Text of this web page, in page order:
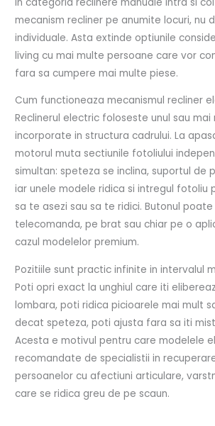
mecanism recliner pe anumite locuri, nu
individuale. Asta extinde optiunile
living cu mai multe persoane care vor
fara sa cumpere mai multe piese.
Cum functioneaza mecanismul recliner
Reclinerul electric foloseste unul sau
incorporate in structura cadrului. La
motorul muta sectiunile fotoliului
simultan: speteza se inclina, suportul de
iar unele modele ridica si intregul fotoliu
sa te asezi sau sa te ridici. Butonul
telecomanda, pe brat sau chiar pe o
cazul modelelor premium.
Pozitiile sunt practic infinite in intervalul
Poti opri exact la unghiul care iti
lombara, poti ridica picioarele mai mult
decat speteza, poti ajusta fara sa iti
Acesta e motivul pentru care modelele
recomandate de specialistii in
persoanelor cu afectiuni articulare,
care se ridica greu de pe scaun.